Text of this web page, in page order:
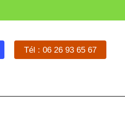
Tél : 06 26 93 65 67